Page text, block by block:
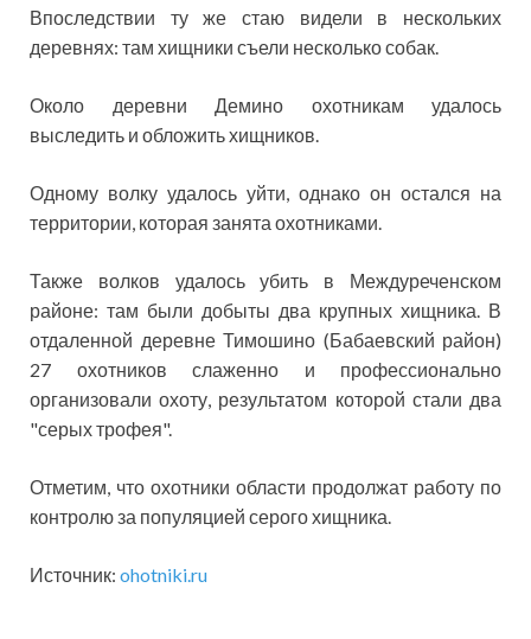
Впоследствии ту же стаю видели в нескольких
деревнях: там хищники съели несколько собак.
Около деревни Демино охотникам удалось
выследить и обложить хищников.
Одному волку удалось уйти, однако он остался на
территории, которая занята охотниками.
Также волков удалось убить в Междуреченском
районе: там были добыты два крупных хищника. В
отдаленной деревне Тимошино (Бабаевский район)
27 охотников слаженно и профессионально
организовали охоту, результатом которой стали два
"серых трофея".
Отметим, что охотники области продолжат работу по
контролю за популяцией серого хищника.
Источник: ohotniki.ru